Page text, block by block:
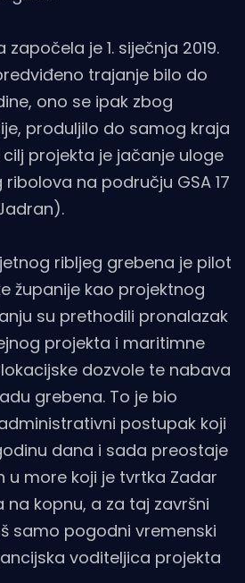
je 1. siječnja 2019.
trajanje bilo do
ono se ipak zbog
produljilo do samog kraja
cilj projekta je jačanje uloge
na području GSA 17
ribljeg grebena je pilot
županije kao projektnog
su prethodili pronalazak
projekta i maritimne
dozvole te nabava
grebena. To je bio
postupak koji
dana i sada preostaje
u more koji je tvrtka Zadar
kopnu, a za taj završni
samo pogodni vremenski
voditeljica projekta